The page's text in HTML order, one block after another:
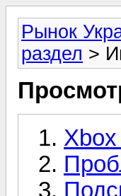
Рынок
раздел >